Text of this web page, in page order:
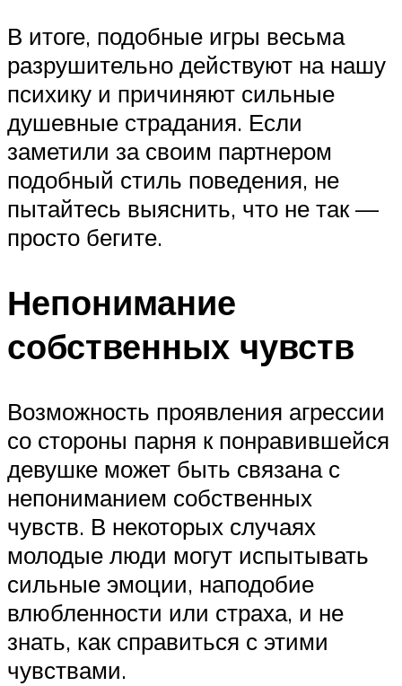
В итоге, подобные игры весьма
разрушительно действуют на нашу
психику и причиняют сильные
душевные страдания. Если
заметили за своим партнером
подобный стиль поведения, не
пытайтесь выяснить, что не так —
просто бегите.
Непонимание
собственных чувств
Возможность проявления агрессии
со стороны парня к понравившейся
девушке может быть связана с
непониманием собственных
чувств. В некоторых случаях
молодые люди могут испытывать
сильные эмоции, наподобие
влюбленности или страха, и не
знать, как справиться с этими
чувствами.